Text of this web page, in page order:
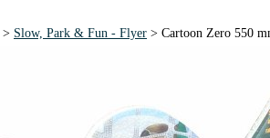
> Slow, Park & Fun - Flyer > Cartoon Zero 550